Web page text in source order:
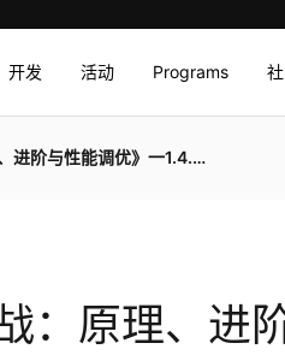
开发 活动 Programs
与性能调优》一1.4.3 HyperV
：原理、进